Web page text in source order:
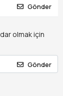
Gönder
olmak için
Gönder